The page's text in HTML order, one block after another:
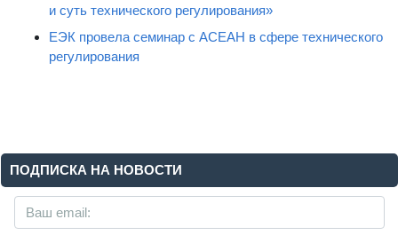
и суть технического регулирования»
ЕЭК провела семинар с АСЕАН в сфере технического
регулирования
ПОДПИСКА НА НОВОСТИ